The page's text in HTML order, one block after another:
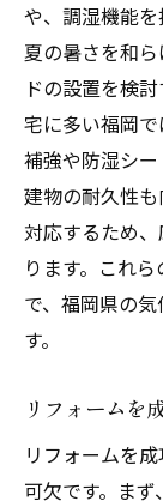
や、調湿機能を
夏の暑さを和
ドの設置を検
宅に多い福岡
補強や防湿シー
建物の耐久性
対応するため
ります。これ
で、福岡県の
す。
リフォームを
リフォームを
可欠です。ま